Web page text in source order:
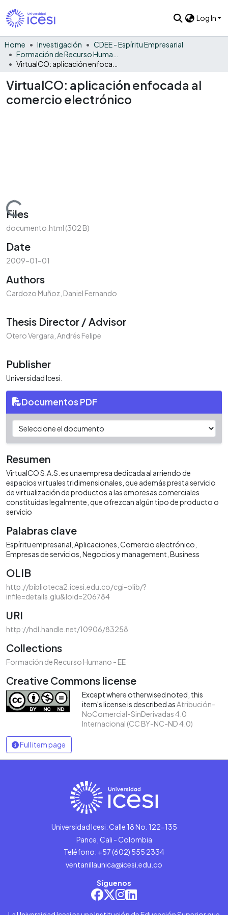
Log In
Home Investigación
CDEE - Espíritu Empresarial
VirtualCO: aplicación enfocada al
comercio electrónico
Loading...
Files
documento.html (302 B)
Date
2009-01-01
Authors
Cardozo Muñoz, Daniel Fernando
Thesis Director / Advisor
Otero Vergara, Andrés Felipe
Publisher
Universidad Icesi.
Documentos PDF
Resumen
VirtualCO S.A.S. es una empresa dedicada al arriendo de
espacios virtuales tridimensionales, que además presta servicio
de virtualización de productos a las emoresas comerciales
constituidas legalmente, que ofrezcan algún tipo de producto o
servicio
Palabras clave
Espíritu empresarial Aplicaciones Comercio electrónico
Empresas de servicios Negocios y management Business
OLIB
http://biblioteca2.icesi.edu.co/cgi-olib/?
infile=details.glu&loid=206784
URI
http://hdl.handle.net/10906/83258
Collections
Formación de Recurso Humano - EE
Creative Commons license
Except where otherwised noted, this
item's license is described asAtribución-
NoComercial-SinDerivadas 4.0
Internacional (CC BY-NC-ND 4.0)
Full item page
Universidad Icesi: Calle 18 No. 122-135
Pance, Cali - Colombia
Teléfono: +57 (602) 555 2334
ventanillaunica@icesi.edu.co
Síguenos